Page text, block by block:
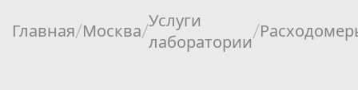
Теплосчетчики
Главная/Москва/Услуги
лаборатории/